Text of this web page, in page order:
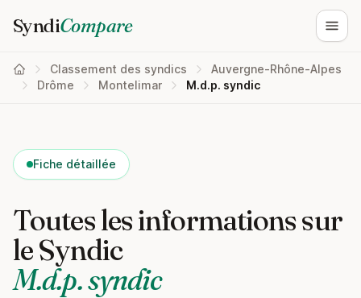
SyndiCompare
Classement des syndics
Auvergne-Rhône-Alpes
Drôme
Montelimar M.d.p. syndic
Fiche détaillée
Toutes les informations sur
le Syndic
M.d.p. syndic